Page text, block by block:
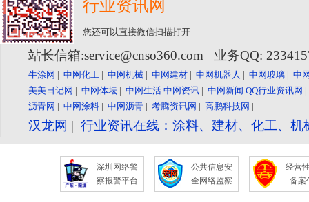
行业资讯网
您还可以直接微信扫描打开
站长信箱:service@cnso360.com 业务QQ:
牛涂网 | 中网化工 | 中网机械 | 中网建材 | 中网机器人 | 中网玻璃 | 中
美美日记网 | 中网体坛 | 中网生活 中网资讯 | 中网新闻 QQ行业资讯网
沥青网 | 中网涂料 | 中网沥青 | 考腾资讯网 | 高鹏科技网 |
汉龙网 | 行业资讯在线：涂料、建材、化工、
深圳网络警
察报警平台
公共信息安
全网络监察
经营
备案